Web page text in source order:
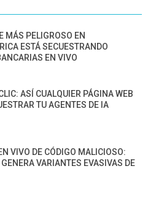
MÁS PELIGROSO EN
ESTÁ SECUESTRANDO
EN VIVO
ASÍ CUALQUIER PÁGINA WEB
TU AGENTES DE IA
VIVO DE CÓDIGO MALICIOSO:
VARIANTES EVASIVAS DE